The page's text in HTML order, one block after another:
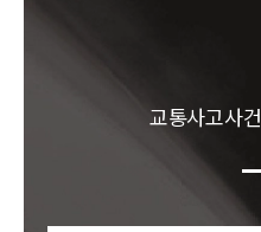
교통사고사건